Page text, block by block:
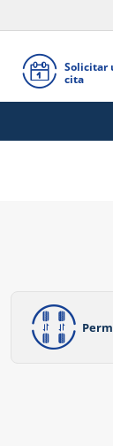
Solicitar
cita